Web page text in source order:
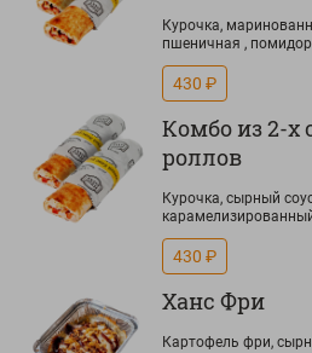
Курочка,
пшеничная ,
430 ₽
Комбо из 2-х
роллов
Курочка, сырный
430 ₽
Ханс Фри
Картофель фри,